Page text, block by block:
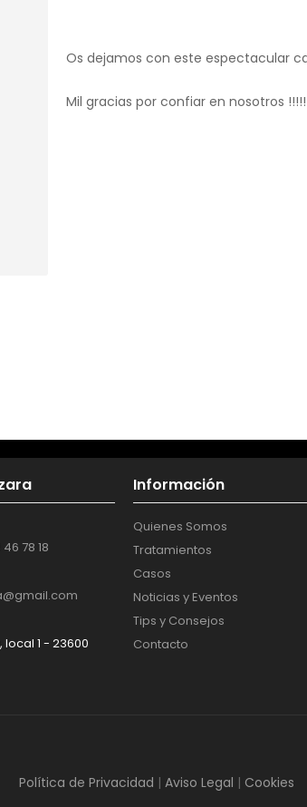
Os dejamos con este espectacular
Mil gracias por confiar en nosotros !!!!!
78 18
1 - 23600
Información
Quienes Somos
Tratamientos
Casos
Noticias y Eventos
Tips y Consejos
Contacto
Política de Privacidad | Aviso Legal | Cookies